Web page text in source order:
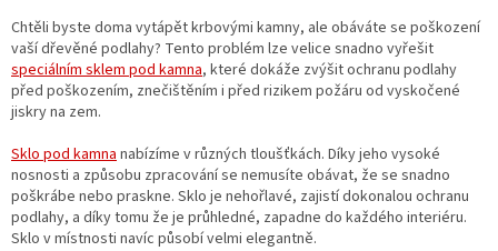
Chtěli byste doma vytápět krbovými kamny, ale obáváte se poškození
vaší dřevěné podlahy? Tento problém lze velice snadno vyřešit
speciálním sklem pod kamna, které dokáže zvýšit ochranu podlahy
před poškozením, znečištěním i před rizikem požáru od vyskočené
jiskry na zem.
Sklo pod kamna nabízíme v různých tloušťkách. Díky jeho vysoké
nosnosti a způsobu zpracování se nemusíte obávat, že se snadno
poškrábe nebo praskne. Sklo je nehořlavé, zajistí dokonalou ochranu
podlahy, a díky tomu že je průhledné, zapadne do každého interiéru.
Sklo v místnosti navíc působí velmi elegantně.